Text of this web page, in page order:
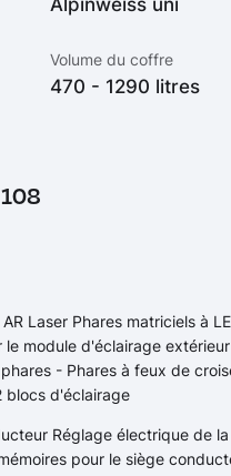
Alpinweiss uni
Volume du coffre
470 - 1290 litres
108
Laser Phares matriciels à
module d'éclairage
- Phares à feux de
blocs d'éclairage
Réglage électrique de
pour le siège